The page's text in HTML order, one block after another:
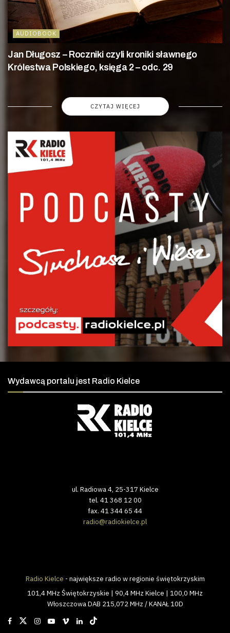
AUDIOBOOK
Jan Długosz – Roczniki czyli kroniki sławnego
Królestwa Polskiego, księga 2 – odc. 29
CZYTAJ WIĘCEJ
Wydawcą portalu jest Radio Kielce
ul. Radiowa 4, 25-317 Kielce
tel. 41 368 12 00
fax. 41 344 65 44
radio@radiokielce.pl
Radio Kielce - największe radio w regionie świętokrzyskim
101,4 MHz Świętokrzyskie | 90,4 MHz Kielce | 100,0 MHz
Włoszczowa DAB 215,072 MHz / KANAŁ 10D